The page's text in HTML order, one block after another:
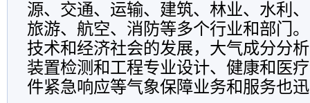
源、交通、运输、建筑、林业、水利
旅游、航空、消防等多个行业和部门
技术和经济社会的发展，大气成分分
装置检测和工程专业设计、健康和医
件紧急响应等气象保障业务和服务也